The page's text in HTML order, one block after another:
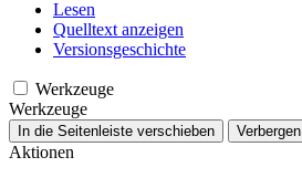
Lesen
Quelltext anzeigen
Versionsgeschichte
Werkzeuge
Werkzeuge
In die Seitenleiste verschieben Verbergen
Aktionen